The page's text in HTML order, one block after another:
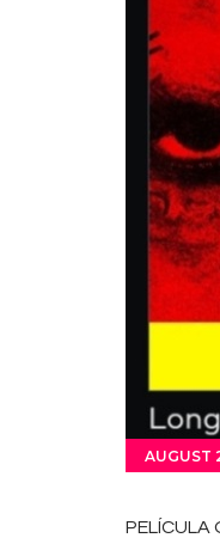
AUGUST
PELÍCULA